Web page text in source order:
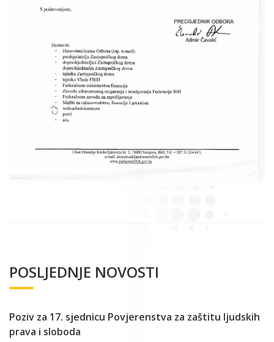
POSLJEDNJE NOVOSTI
Poziv za 17. sjednicu Povjerenstva za zaštitu ljudskih
prava i sloboda